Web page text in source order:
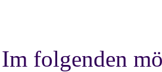
Im folgenden